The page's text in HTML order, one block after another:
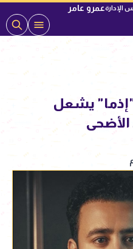
الإدارةعمرو عامر
يشعل